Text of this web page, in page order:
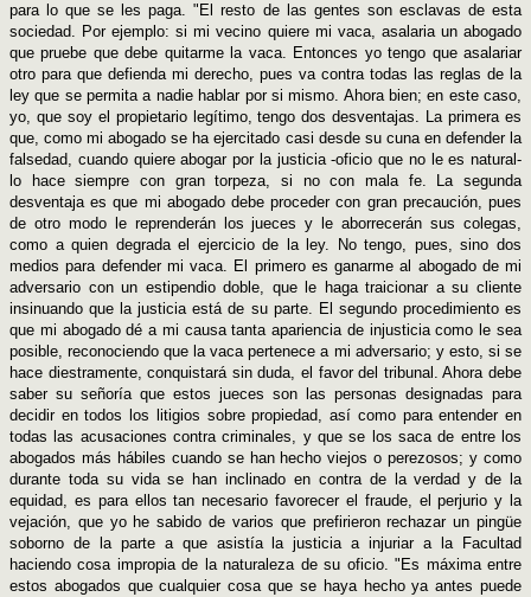
para lo que se les paga. "El resto de las gentes son esclavas de esta
sociedad. Por ejemplo: si mi vecino quiere mi vaca, asalaria un abogado
que pruebe que debe quitarme la vaca. Entonces yo tengo que asalariar
otro para que defienda mi derecho, pues va contra todas las reglas de la
ley que se permita a nadie hablar por si mismo. Ahora bien; en este caso,
yo, que soy el propietario legítimo, tengo dos desventajas. La primera es
que, como mi abogado se ha ejercitado casi desde su cuna en defender la
falsedad, cuando quiere abogar por la justicia -oficio que no le es natural-
lo hace siempre con gran torpeza, si no con mala fe. La segunda
desventaja es que mi abogado debe proceder con gran precaución, pues
de otro modo le reprenderán los jueces y le aborrecerán sus colegas,
como a quien degrada el ejercicio de la ley. No tengo, pues, sino dos
medios para defender mi vaca. El primero es ganarme al abogado de mi
adversario con un estipendio doble, que le haga traicionar a su cliente
insinuando que la justicia está de su parte. El segundo procedimiento es
que mi abogado dé a mi causa tanta apariencia de injusticia como le sea
posible, reconociendo que la vaca pertenece a mi adversario; y esto, si se
hace diestramente, conquistará sin duda, el favor del tribunal. Ahora debe
saber su señoría que estos jueces son las personas designadas para
decidir en todos los litigios sobre propiedad, así como para entender en
todas las acusaciones contra criminales, y que se los saca de entre los
abogados más hábiles cuando se han hecho viejos o perezosos; y como
durante toda su vida se han inclinado en contra de la verdad y de la
equidad, es para ellos tan necesario favorecer el fraude, el perjurio y la
vejación, que yo he sabido de varios que prefirieron rechazar un pingüe
soborno de la parte a que asistía la justicia a injuriar a la Facultad
haciendo cosa impropia de la naturaleza de su oficio. "Es máxima entre
estos abogados que cualquier cosa que se haya hecho ya antes puede